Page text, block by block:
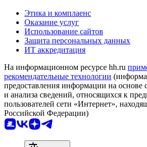
Этика и комплаенс
Оказание услуг
Использование сайтов
Защита персональных данных
ИТ аккредитация
На информационном ресурсе hh.ru
рекомендательные технологии
предоставления информации на основе
и анализа сведений, относящихся к
пользователей сети «Интернет»,
Российской Федерации)